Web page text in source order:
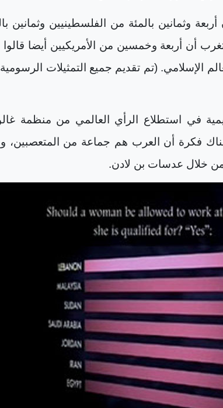
وثمانين بالمئة من الفلسطينيين وثمانين
أن أربعة وخمسين من الأمريكيين أيضا
الإسلامي. (تم تقديم جميع التمثيلات
في استطلاع الرأي العالمي من منظمة
فكرة أن العرب هم جماعة من المتعصبين،
من خلال عدسات بن لادن.